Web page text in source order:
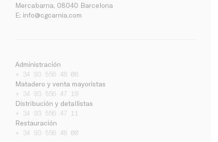
Empresa
Noticias
Mercabarna, 08040 Barcelona
E: info@cgcarnia.com
Administración
+ 34 93 556 48 08
Matadero y venta mayoristas
+ 34 93 556 47 19
Distribución y detallistas
+ 34 93 556 47 11
Restauración
+ 34 93 556 48 00